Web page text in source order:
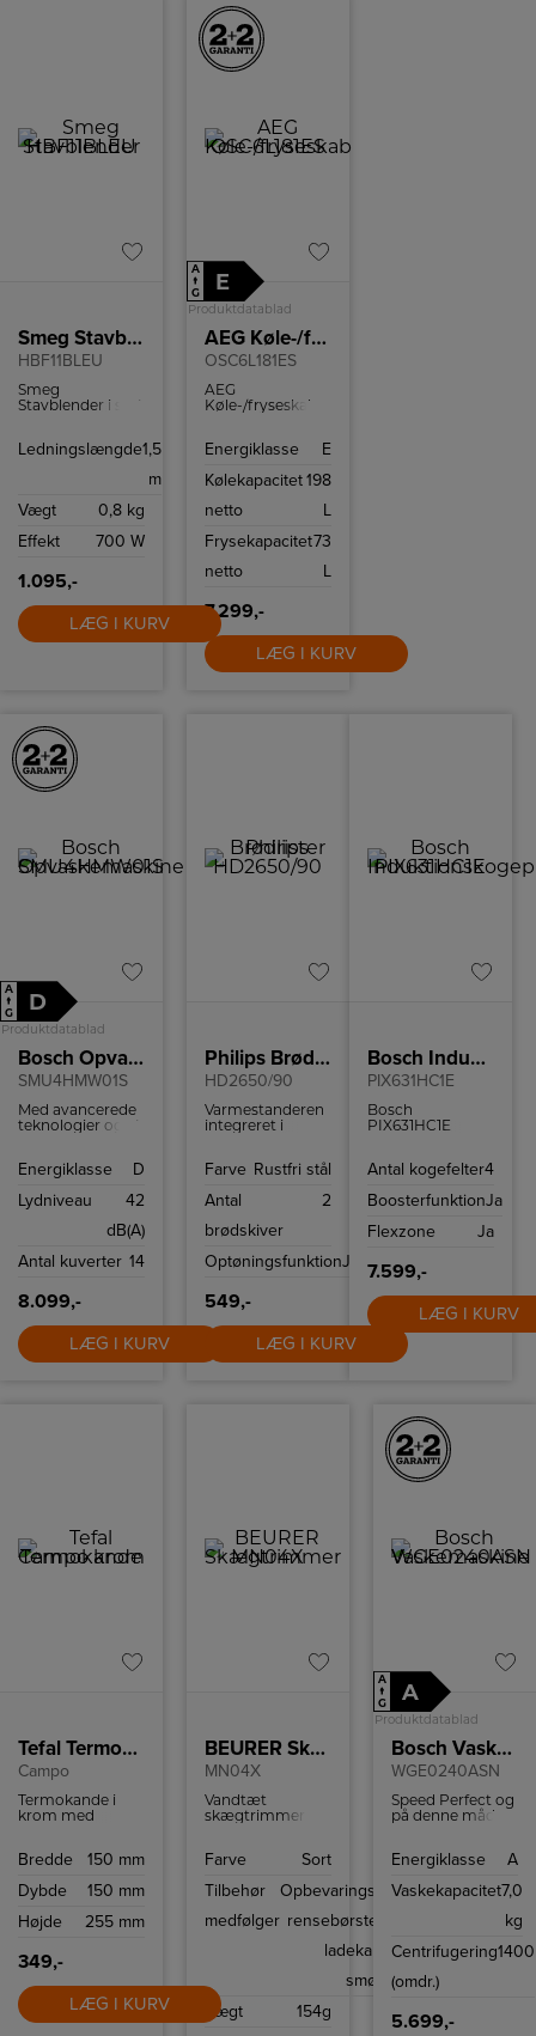
Smeg Stavblender
HBF11BLEU
Smeg
Stavblender i sort
Ledningslængde1,5
m
Vægt
0,8 kg
Effekt
700 W
1.095,-
LÆG I KURV
A
↑
G
E
Produktdatablad
AEG Køle-/fryseskab
OSC6L181ES
AEG
Køle-/fryseskab
73 frysekapacitet.
Energiklasse
E
Kølekapacitet
netto
198
L
Frysekapacitet
netto
73
L
7.299,-
LÆG I KURV
A
↑
G
D
Produktdatablad
Bosch Opvaskemaskine
SMU4HMW01S
Med avancerede
teknologier og et
opvaskemaskine
enhver moderne
Energiklasse
D
Lydniveau
42
dB(A)
Antal kuverter 14
8.099,-
LÆG I KURV
Philips Brødrister
HD2650/90
Varmestanderen
integreret i
mulighed for at
og croissanter
Løftefunktionen
mindste stykker
fjernes uden
risiko.
Farve Rustfri stål
Antal
brødskiver
2
OptøningsfunktionJa
549,-
LÆG I KURV
Bosch Induktionskogeplade
PIX631HC1E
Bosch
PIX631HC1E
funktioner som
PowerBoost og
gør både
og slow cooking i
weekenden
nemmere og
sjovere at lave
mad.
Antal kogefelter4
BoosterfunktionJa
Flexzone
Ja
7.599,-
LÆG I KURV
Tefal Termokande krom
Campo
Termokande i
krom med
én hånd takket
lukning. Holder
timer og kold i 24
Bredde
150 mm
Dybde
150 mm
Højde
255 mm
349,-
LÆG I KURV
BEURER Skægtrimmer
MN04X
Vandtæt
skægtrimmer
90 min. brugstid
3 års garanti.
Farve
Sort
Tilbehør
medfølger
Opbevaringstaske,
rensebørste, USB
ladekabel og
smøreolie
Vægt
154g
A
↑
G
A
Produktdatablad
Bosch Vaskemaskine
WGE0240ASN
Speed Perfect og
på denne måde
dybden på blot
Energiklasse
A
Vaskekapacitet7,0
kg
Centrifugering
(omdr.)
1400
5.699,-